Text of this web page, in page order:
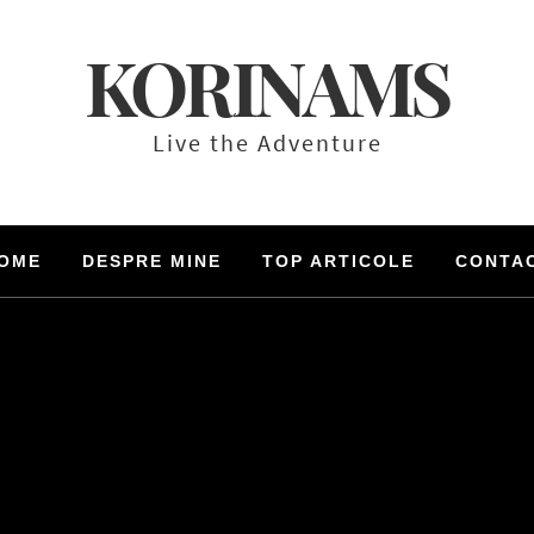
KORINAMS
Live the Adventure
DESPRE MINE TOP ARTICOLE